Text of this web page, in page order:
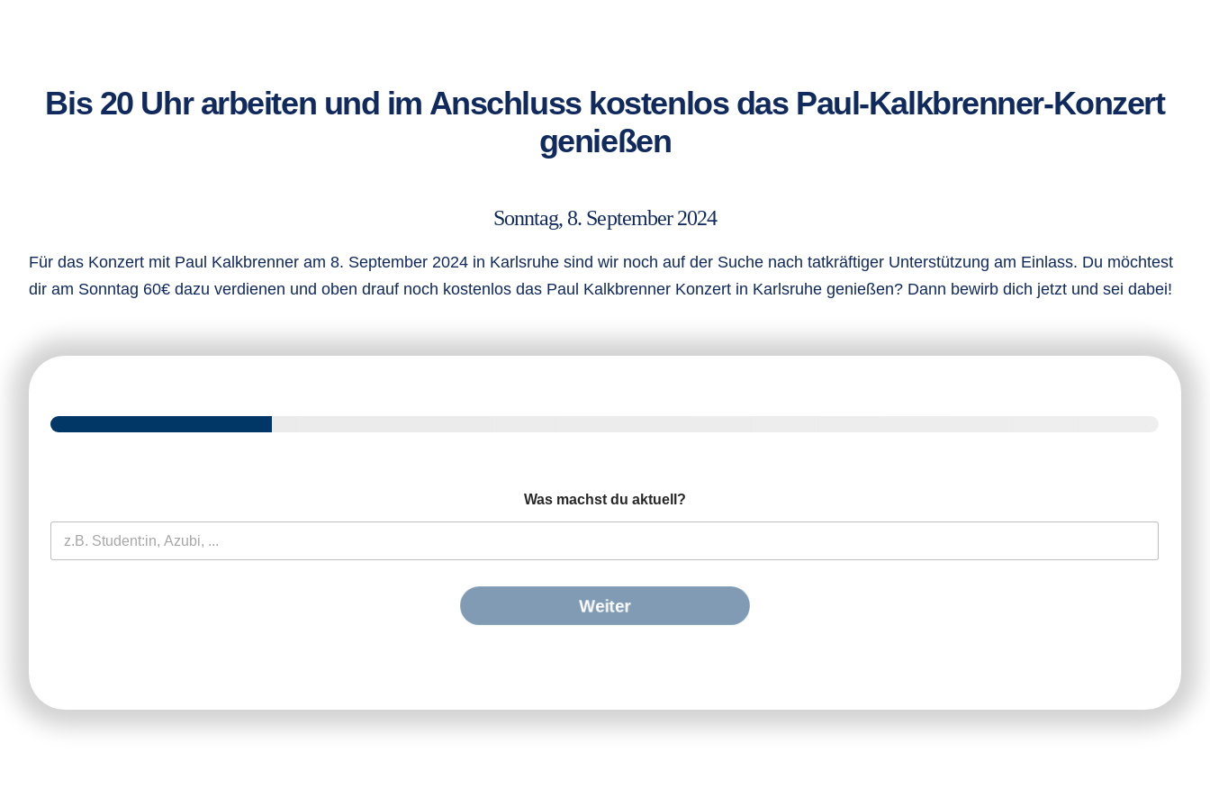
Bis 20 Uhr arbeiten und im Anschluss kostenlos das Paul-Kalkbrenner-Konzert
genießen
Sonntag, 8. September 2024
Für das Konzert mit Paul Kalkbrenner am 8. September 2024 in Karlsruhe sind wir noch auf der Suche nach tatkräftiger Unterstützung am Einlass. Du möchtest
dir am Sonntag 60€ dazu verdienen und oben drauf noch kostenlos das Paul Kalkbrenner Konzert in Karlsruhe genießen? Dann bewirb dich jetzt und sei dabei!
Was machst du aktuell?
Weiter